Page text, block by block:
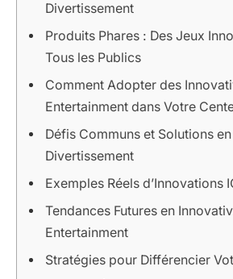
Divertissement
Produits Phares : Des Jeux
Tous les Publics
Comment Adopter des
Entertainment dans Votre
Défis Communs et Solutions
Divertissement
Exemples Réels d’Innovations
Tendances Futures en
Entertainment
Stratégies pour Différencier